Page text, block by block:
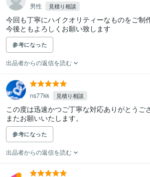
男性 見積り相談
今回も丁寧にハイクオリティーなものをご制
今後ともよろしくお願い致します
参考になった
出品者からの返信を読む
ns77kk 見積り相談
この度は迅速かつご丁寧な対応ありがとうご
またお願いいたします。
参考になった
出品者からの返信を読む